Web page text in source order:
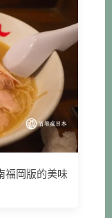
福岡版的美味